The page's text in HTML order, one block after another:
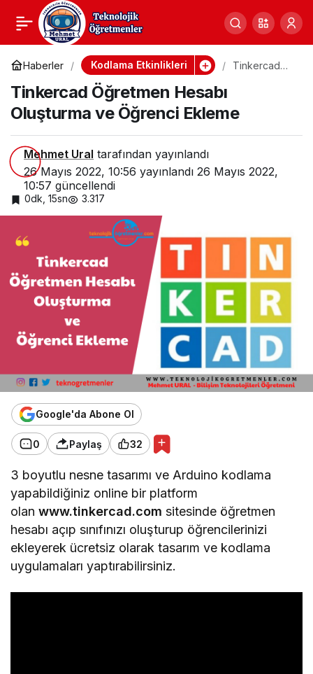
Haberler Kodlama Etkinlikleri
Tinkercad
Öğrenci
Tinkercad Öğretmen Hesabı
Oluşturma ve Öğrenci Ekleme
Mehmet Ural tarafından yayınlandı
26 Mayıs 2022, 10:56 yayınlandı 26 Mayıs 2022,
10:57 güncellendi
0dk, 15sn 3.317
Google'da Abone Ol
0 Paylaş 32
3 boyutlu nesne tasarımı ve Arduino kodlama
yapabildiğiniz online bir platform
olanwww.tinkercad.com sitesinde öğretmen
hesabı açıp sınıfınızı oluşturup öğrencilerinizi
ekleyerek ücretsiz olarak tasarım ve kodlama
uygulamaları yaptırabilirsiniz.
Tinkercad Öğretmen
Hesabı Oluşturma ve
Öğrenci Ekleme
0